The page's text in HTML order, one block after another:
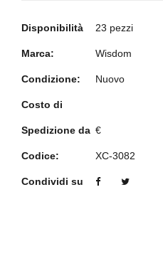
Disponibilità 23 pezzi
Marca: Wisdom
Condizione: Nuovo
Costo di
Spedizione da €
Codice: XC-3082
Condividi su